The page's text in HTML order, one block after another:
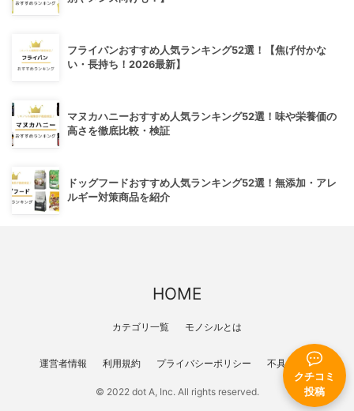
クチコミ
投稿
フライパンおすすめ人気ランキング52選！【焦げ付かな
い・長持ち！2026最新】
マヌカハニーおすすめ人気ランキング52選！味や栄養価の
高さを徹底比較・検証
ドッグフードおすすめ人気ランキング52選！無添加・アレ
ルギー対策商品を紹介
HOME
カテゴリ一覧 モノシルとは
運営者情報 利用規約 プライバシーポリシー 不具合報告
© 2022 dot A, Inc. All rights reserved.